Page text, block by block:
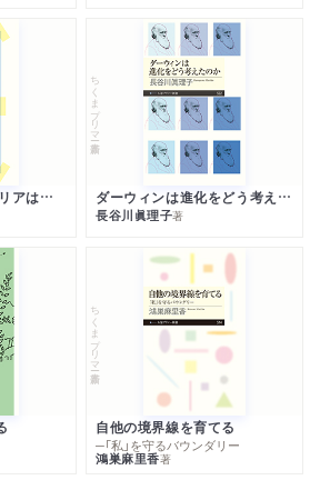
「とりあえず」でキャリアは決まる
ちくまプリマー新書
ダーウィンは進化をどう考えたのか
長谷川眞理子著
ちくまプリマー新書
自他の境界線を育てる
─「私」を守るバウンダリー
鴻巣麻里香著